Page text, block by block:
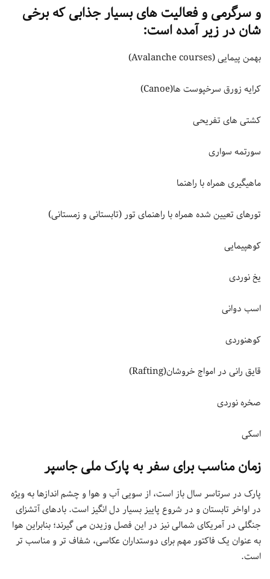
و سرگرمی و فعالیت های بسیار جذابی که برخی
شان در زیر آمده است:
بهمن پیمایی (Avalanche courses)
کرایه زورق سرخپوست ها(Canoe)
کشتی های تفریحی
سورتمه سواری
ماهیگیری همراه با راهنما
تورهای تعیین شده همراه با راهنمای تور (تابستانی و زمستانی)
کوهپیمایی
یخ نوردی
اسب دوانی
کوهنوردی
قایق رانی در امواج خروشان(Rafting)
صخره نوردی
اسکی
زمان مناسب برای سفر به پارک ملی جاسپر
پارک در سرتاسر سال باز است، از سویی آب و هوا و چشم اندازها به ویژه
در اواخر تابستان و در شروع پاییز بسیار دل انگیز است. بادهای آتشزای
جنگلی در آمریکای شمالی نیز در این فصل وزیدن می گیرند؛ بنابراین هوا
به عنوان یک فاکتور مهم برای دوستداران عکاسی، شفاف تر و مناسب تر
است.